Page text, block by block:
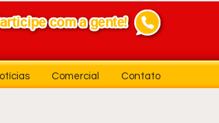
Comercial Contato